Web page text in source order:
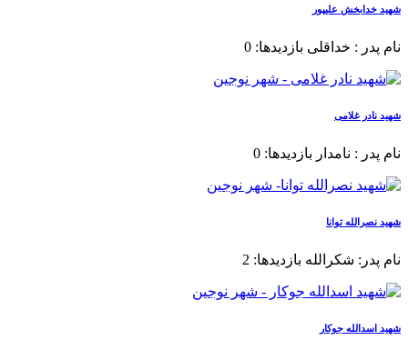
شهید خدابخش علیپور
نام پدر : خداقلی بازدیدها: 0
شهید نادر غلامی
نام پدر : نامدار بازدیدها: 0
شهید نصرالله توانا
نام پدر: شکرالله بازدیدها: 2
شهید اسدالله جوکار